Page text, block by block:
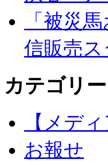
「被災
信販売
カテゴリー
【メデ
お報せ